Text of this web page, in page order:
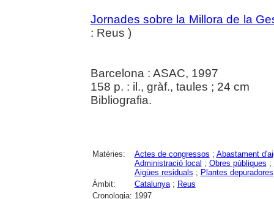
Jornades sobre la Millora de la
: Reus )
Barcelona : ASAC, 1997
158 p. : il., gràf., taules ; 24 cm
Bibliografia.
Matèries: Actes de congressos ; Abastament
Administració local ; Obres públiques ;
Aigües residuals ; Plantes depuradores
Àmbit:
Catalunya; Reus
Cronologia: 1997